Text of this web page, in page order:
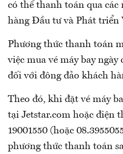
có thể thanh toán qua các
hàng Đầu tư và Phát
Phương thức thanh toán
việc mua vé máy bay ngày
đối với đông đảo khách
Theo đó, khi đặt vé máy
tại Jetstar.com hoặc điện
19001550 (hoặc
phương thức thanh toán